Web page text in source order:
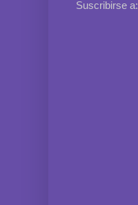
Suscribirse a: